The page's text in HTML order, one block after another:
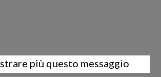
più questo messaggio